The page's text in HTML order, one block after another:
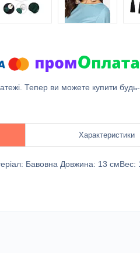
Тепер ви можете купити
Характеристики
Бавовна Довжина: 13 смВес: